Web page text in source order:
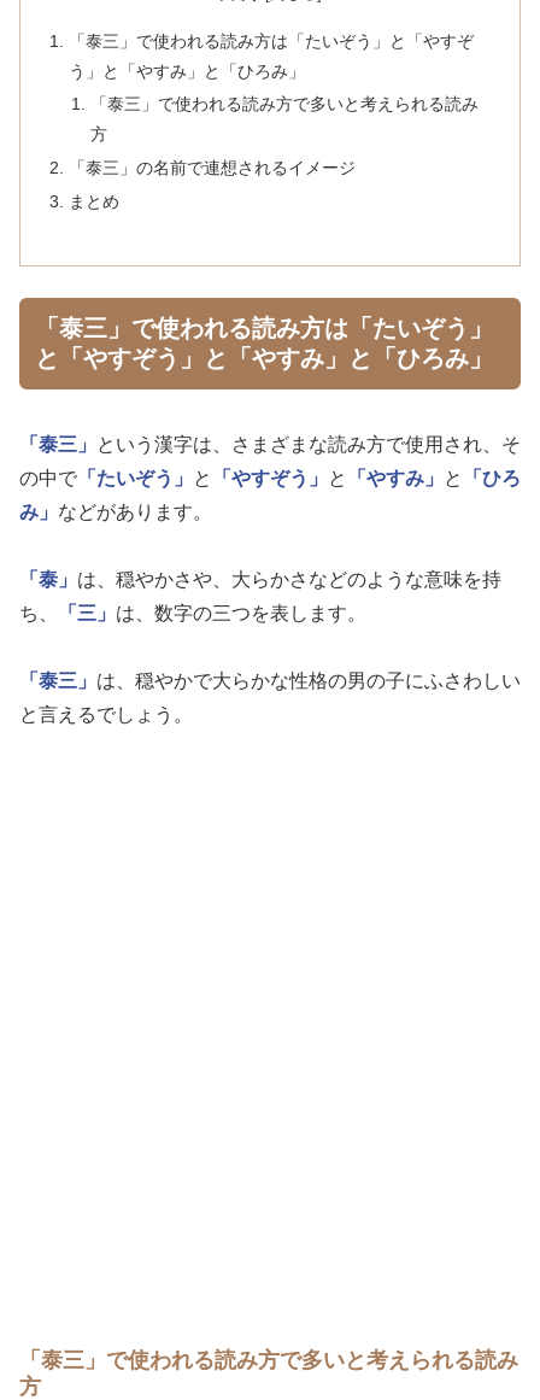
「泰三」で使われる読み方は「たいぞう」と「やすぞ
う」と「やすみ」と「ひろみ」
「泰三」で使われる読み方で多いと考えられる読み
方
「泰三」の名前で連想されるイメージ
まとめ
「泰三」で使われる読み方は「たいぞう」
と「やすぞう」と「やすみ」と「ひろみ」
「泰三」
という漢字は、さまざまな読み方で使用され、そ
の中で 「たいぞう」 と 「やすぞう」 と 「やすみ」 と
「ひろ
み」 などがあります。
「泰」 は、穏やかさや、大らかさなどのような意味を持
ち、
「三」 は、数字の三つを表します。
「泰三」 は、穏やかで大らかな性格の男の子にふさわしい
と言えるでしょう。
「泰三」で使われる読み方で多いと考えられる読み
方